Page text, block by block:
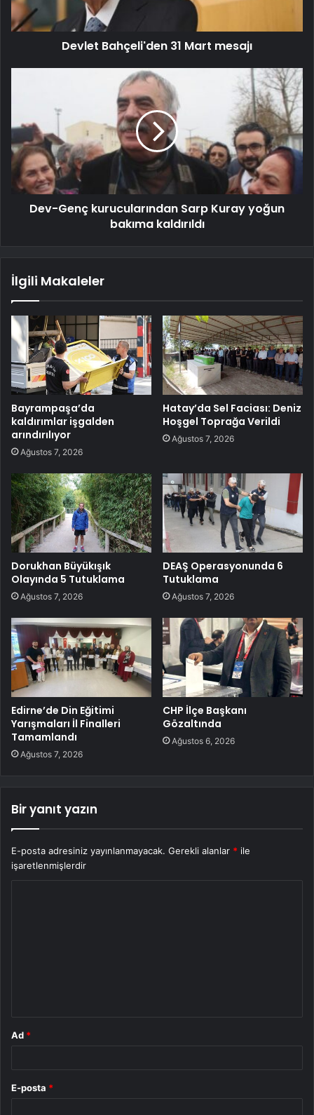
Devlet Bahçeli'den 31 Mart mesajı
Dev-Genç kurucularından Sarp Kuray yoğun
bakıma kaldırıldı
İlgili Makaleler
Bayrampaşa’da
kaldırımlar işgalden
arındırılıyor
Ağustos 7, 2026
Hatay’da Sel Faciası: Deniz
Hoşgel Toprağa Verildi
Ağustos 7, 2026
Dorukhan Büyükışık
Olayında 5 Tutuklama
Ağustos 7, 2026
DEAŞ Operasyonunda 6
Tutuklama
Ağustos 7, 2026
Edirne’de Din Eğitimi
Yarışmaları İl Finalleri
Tamamlandı
Ağustos 7, 2026
CHP İlçe Başkanı
Gözaltında
Ağustos 6, 2026
Bir yanıt yazın
E-posta adresiniz yayınlanmayacak. Gerekli alanlar * ile
işaretlenmişlerdir
Ad *
E-posta *